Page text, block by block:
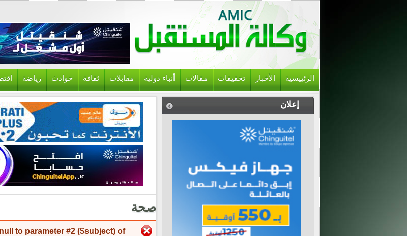
الرئييسية الأخبار تحقيقات مقالات أنباء دولية مقابلات ثقافة حوادث رياضة
إعلان
صحة
رسالة الخطأ
to parameter #2 ($subject) of